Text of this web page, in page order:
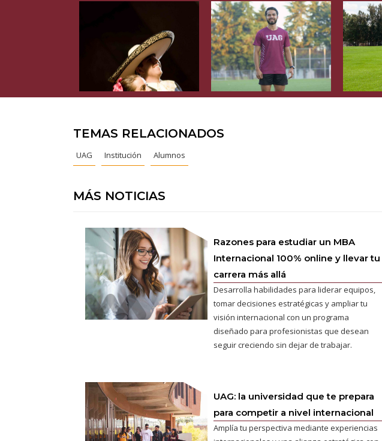
TEMAS RELACIONADOS
UAG Institución Alumnos
MÁS NOTICIAS
Razones para estudiar un MBA
Internacional 100% online y llevar tu
carrera más allá
Desarrolla habilidades para liderar equipos,
tomar decisiones estratégicas y ampliar tu
visión internacional con un programa
diseñado para profesionistas que desean
seguir creciendo sin dejar de trabajar.
UAG: la universidad que te prepara
para competir a nivel internacional
Amplía tu perspectiva mediante experiencias